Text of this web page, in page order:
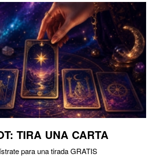
TIRA UNA CARTA
para una tirada GRATIS